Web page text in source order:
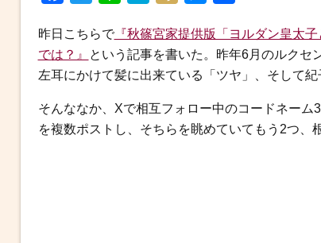
c
e
b
o
o
i
t
t
e
r
n
e
t
e
n
a
x
i
s
s
n
g
昨日こちらで『秋篠宮家提供版「ヨルダン皇太
では？』
という記事を書いた。昨年6月のルクセ
左耳にかけて髪に出来ている「ツヤ」、そして
そんななか、Xで相互フォロー中のコードネー
を複数ポストし、そちらを眺めていてもう2つ、